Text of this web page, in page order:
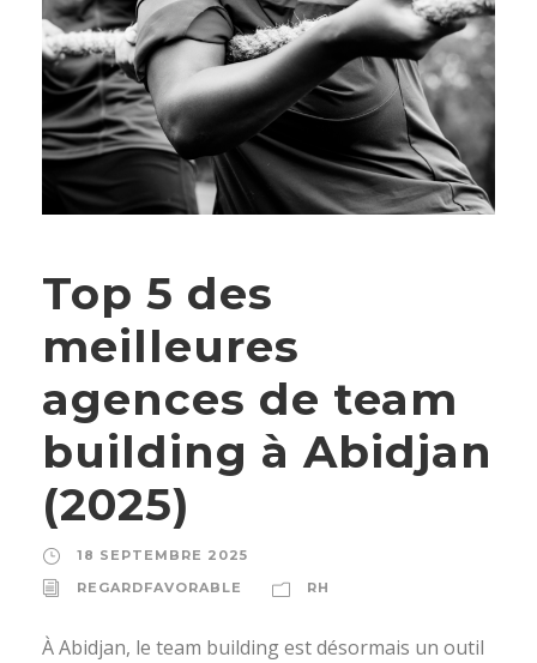
Top 5 des
meilleures
agences de team
building à Abidjan
(2025)
18 SEPTEMBRE 2025
REGARDFAVORABLE
RH
À Abidjan, le team building est désormais un outil